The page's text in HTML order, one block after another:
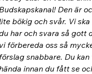
Den är
bökig och svår. Vi
har och svara så gott
förbereda oss så
snabbare. Du
innan du fått se